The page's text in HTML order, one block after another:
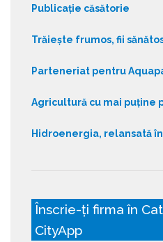
Publicație căsătorie
Trăiește frumos, fii
Parteneriat pentru
Agricultură cu mai puține
Hidroenergia, relansată
Înscrie-ți firma în
CityApp